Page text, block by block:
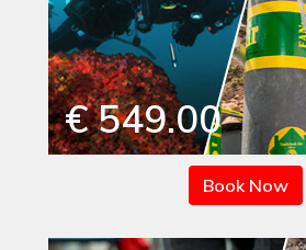
€ 549.00
Book Now